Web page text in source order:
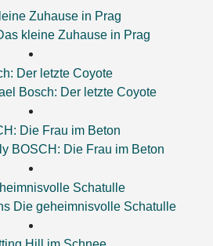
kleine Zuhause in Prag
Bosch: Der letzte Coyote
BOSCH: Die Frau im Beton
Die geheimnisvolle Schatulle